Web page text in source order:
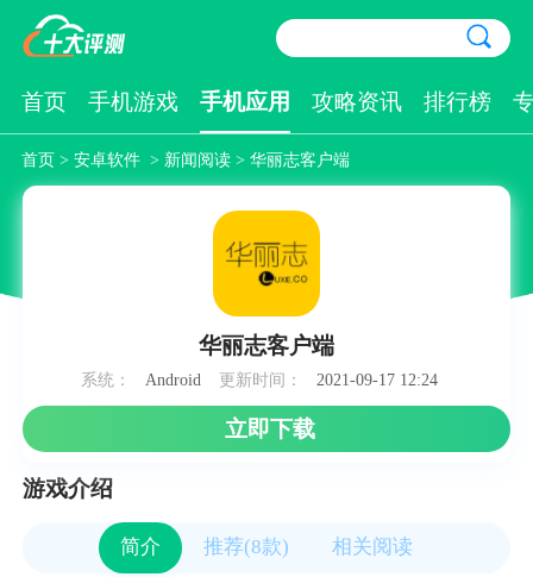
首页 手机游戏 手机应用 攻略资讯 排行榜
首页> 安卓软件 > 新闻阅读> 华丽志客户端
华丽志客户端
系统： Android 更新时间： 2021-09-17 12:24
立即下载
游戏介绍
简介 推荐(8款) 相关阅读